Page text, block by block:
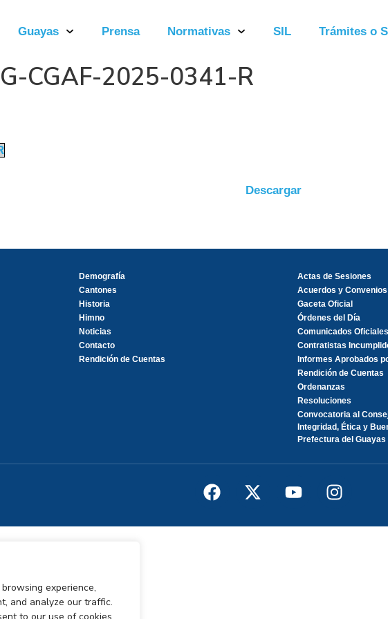
experience,
and analyze our traffic.
Guayas Prensa Normativas SIL Trámites o
CGAF-2025-0341-R
Descargar
Demografía
Cantones
Historia
Himno
Noticias
Contacto
Rendición de Cuentas
Actas de Sesiones
Acuerdos y Convenios
Gaceta Oficial
Órdenes del Día
Comunicados Oficiales
Contratistas
Informes Aprobados
Rendición de Cuentas
Ordenanzas
Resoluciones
Convocatoria al
Integridad, Ética y
Prefectura del Guayas